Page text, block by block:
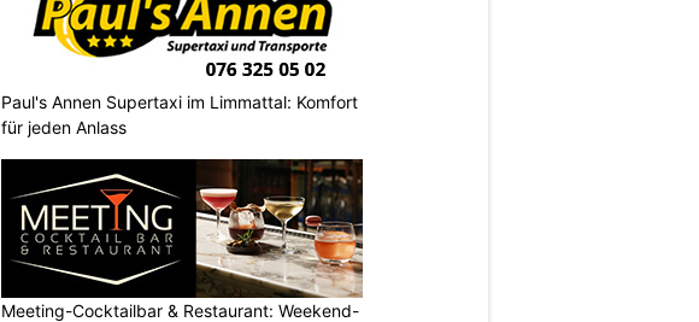
Paul's Annen Supertaxi im Limmattal: Komfort
für jeden Anlass
Meeting-Cocktailbar & Restaurant: Weekend-